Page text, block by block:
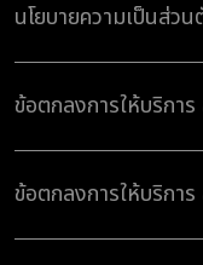
นโยบายความเป็นส่วน
ข้อตกลงการให้บริกา
ข้อตกลงการให้บริกา